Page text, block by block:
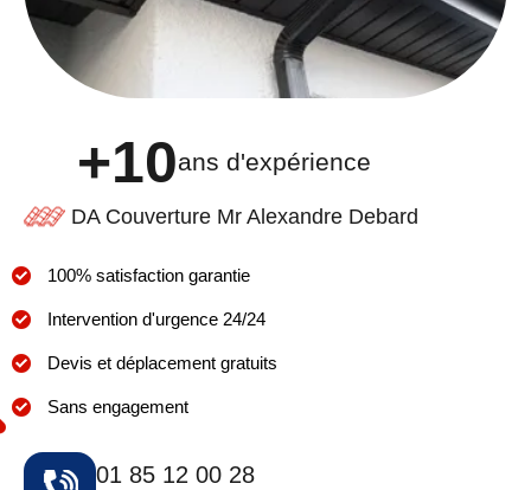
+10ans d'expérience
DA Couverture Mr Alexandre Debard
100% satisfaction garantie
Intervention d'urgence 24/24
Devis et déplacement gratuits
Sans engagement
01 85 12 00 28